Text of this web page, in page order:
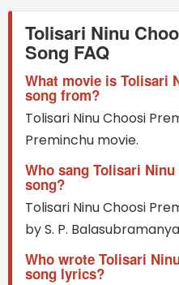
Tolisari Ninu
Song FAQ
What movie is Tolisari
song from?
Tolisari Ninu Choosi
Preminchu movie.
Who sang Tolisari
song?
Tolisari Ninu Choosi
by S. P.
Who wrote Tolisari
song lyrics?